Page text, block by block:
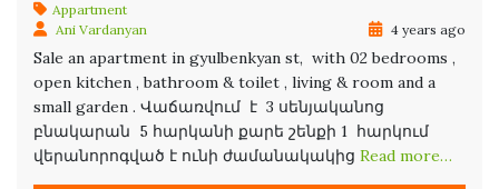
Appartment
Ani Vardanyan
4 years ago
Sale an apartment in gyulbenkyan st, with 02 bedrooms ,
open kitchen , bathroom & toilet , living & room and a
small garden . Վաճառվում է 3 սենյականոց
բնակարան 5 հարկանի քարե շենքի 1 հարկում
վերանորոգված է ունի ժամանակակից Read more…